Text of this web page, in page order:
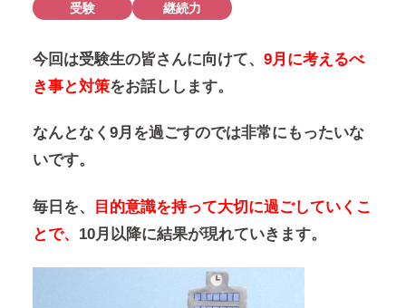
受験 継続力
今回は受験生の皆さんに向けて、 9月に考えるべ
き事と対策をお話しします。
なんとなく9月を過ごすのでは非常にもったいな
いです。
毎日を、
目的意識を持って大切に過ごしていくこ
とで、 10月以降に結果が現れていきます。